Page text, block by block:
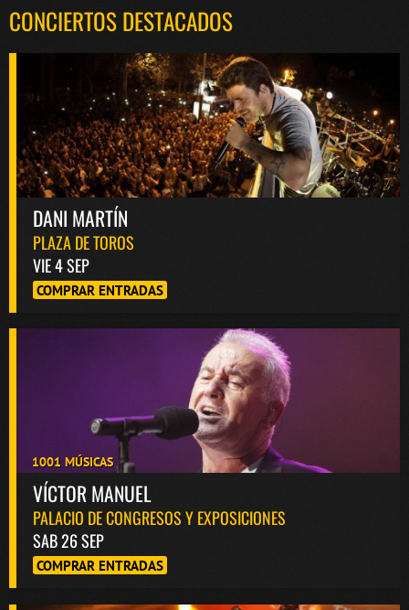
CONCIERTOS DESTACADOS
DANI MARTÍN
PLAZA DE TOROS
VIE 4 SEP
COMPRAR ENTRADAS
1001 MÚSICAS
VÍCTOR MANUEL
PALACIO DE CONGRESOS Y EXPOSICIONES
SAB 26 SEP
COMPRAR ENTRADAS